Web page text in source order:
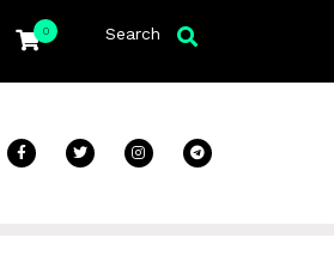
0 Search